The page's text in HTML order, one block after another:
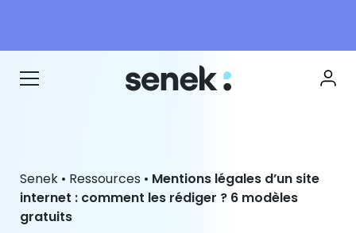
Senek • Ressources • Mentions légales d’un site
internet : comment les rédiger ? 6 modèles
gratuits